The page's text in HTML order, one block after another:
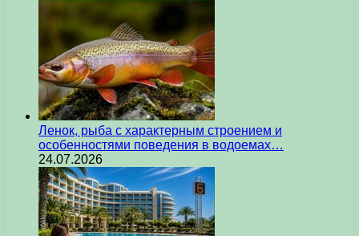
Ленок, рыба с характерным строением и
особенностями поведения в водоемах…
24.07.2026